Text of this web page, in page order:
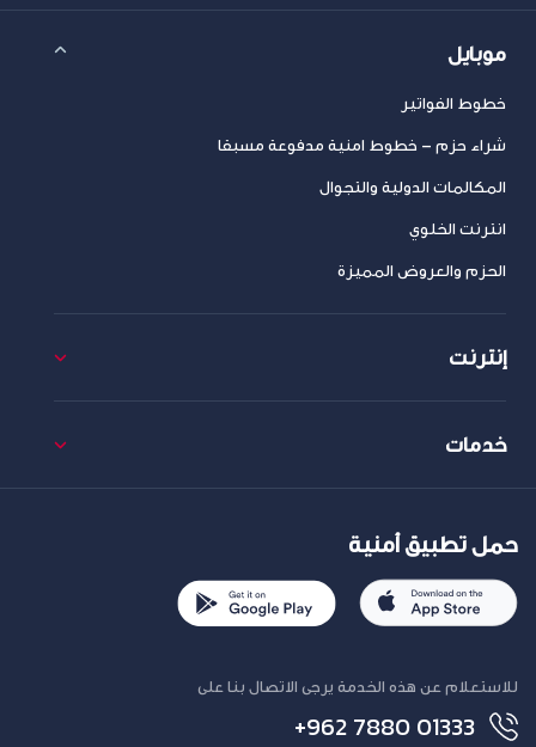
موبايل
خطوط الفواتير
شراء حزم – خطوط امنية مدفوعة مسبقا
المكالمات الدولية والتجوال
انترنت الخلوي
الحزم والعروض المميزة
إنترنت
خدمات
حمل تطبيق أمنية
للاستعلام عن هذه الخدمة يرجى الاتصال بنا على
+962 7880 01333